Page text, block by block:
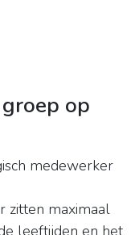
op
medewerker
zitten maximaal
leeftijden en het